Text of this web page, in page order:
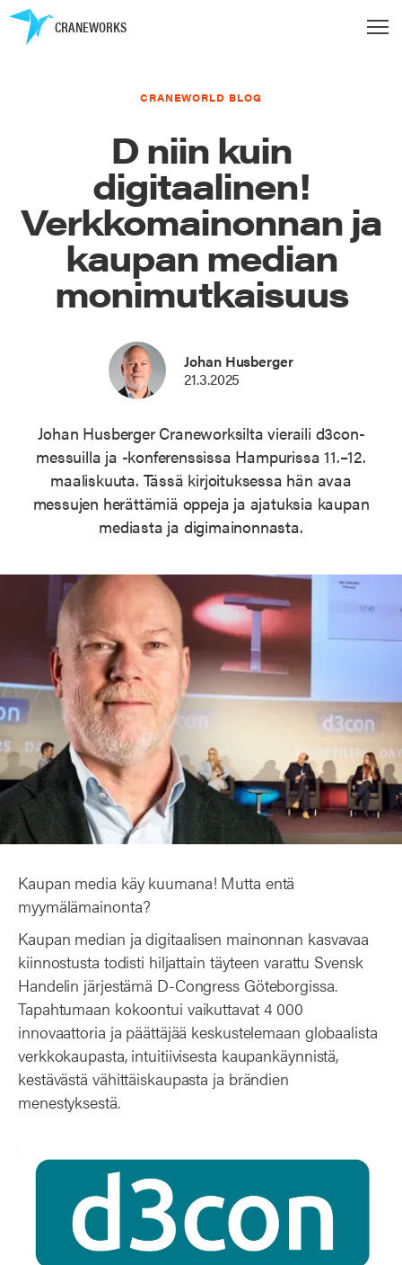
CRANEWORKS
CRANEWORLD BLOG
D niin kuin
digitaalinen!
Verkkomainonnan ja
kaupan median
monimutkaisuus
Johan Husberger
21.3.2025
Johan Husberger Craneworksilta vieraili d3con-
messuilla ja -konferenssissa Hampurissa 11.–12.
maaliskuuta. Tässä kirjoituksessa hän avaa
messujen herättämiä oppeja ja ajatuksia kaupan
mediasta ja digimainonnasta.
Kaupan media käy kuumana! Mutta entä
myymälämainonta?
Kaupan median ja digitaalisen mainonnan kasvavaa
kiinnostusta todisti hiljattain täyteen varattu Svensk
Handelin järjestämä D-Congress Göteborgissa.
Tapahtumaan kokoontui vaikuttavat 4 000
innovaattoria ja päättäjää keskustelemaan globaalista
verkkokaupasta, intuitiivisesta kaupankäynnistä,
kestävästä vähittäiskaupasta ja brändien
menestyksestä.